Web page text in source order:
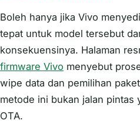
Boleh hanya jika Vivo
tepat untuk model tersebut
konsekuensinya. Halaman
firmware Vivo menyebut
wipe data dan pemilihan
metode ini bukan jalan pintas
OTA.